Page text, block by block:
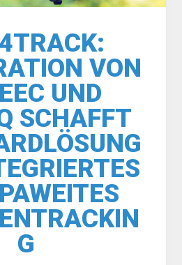
VON
UND
SCHAFFT
G